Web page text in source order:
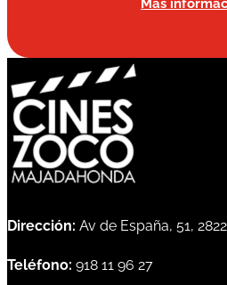
Más
Dirección: Av de España, 51,
Teléfono: 918 11 96 27